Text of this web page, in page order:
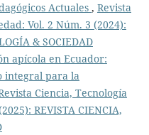
Actuales , Revista
Vol. 2 Núm. 3 (2024):
& SOCIEDAD
apícola en Ecuador:
integral para la
Ciencia, Tecnología
REVISTA CIENCIA,